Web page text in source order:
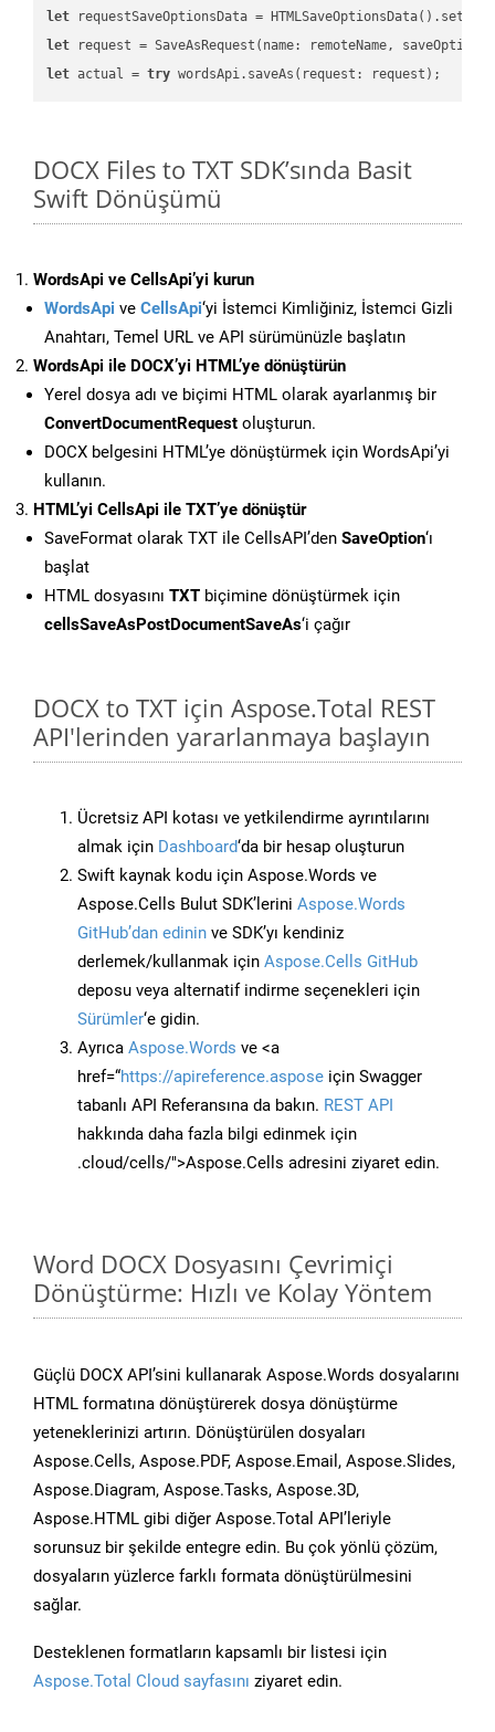
let requestSaveOptionsData =
let request = SaveAsRequest(name: remoteName,
let actual = try
DOCX Files to TXT SDK’sında Basit
Swift Dönüşümü
WordsApi ve CellsApi’yi kurun
WordsApi ve CellsApi‘yi İstemci Kimliğiniz, İstemci Gizli
Anahtarı, Temel URL ve API sürümünüzle başlatın
WordsApi ile DOCX’yi HTML’ye dönüştürün
Yerel dosya adı ve biçimi HTML olarak ayarlanmış bir
ConvertDocumentRequest oluşturun.
DOCX belgesini HTML’ye dönüştürmek için WordsApi’yi
kullanın.
HTML’yi CellsApi ile TXT’ye dönüştür
SaveFormat olarak TXT ile CellsAPI’den SaveOption‘ı
başlat
HTML dosyasını TXT biçimine dönüştürmek için
cellsSaveAsPostDocumentSaveAs‘i çağır
DOCX to TXT için Aspose.Total REST
API'lerinden yararlanmaya başlayın
Ücretsiz API kotası ve yetkilendirme ayrıntılarını
almak için Dashboard‘da bir hesap oluşturun
Swift kaynak kodu için Aspose.Words ve
Aspose.Cells Bulut SDK’lerini Aspose.Words
GitHub’dan edinin ve SDK’yı kendiniz
derlemek/kullanmak için Aspose.Cells GitHub
deposu veya alternatif indirme seçenekleri için
Sürümler‘e gidin.
Ayrıca Aspose.Words ve <a
href=“https://apireference.aspose için Swagger
tabanlı API Referansına da bakın. REST API
hakkında daha fazla bilgi edinmek için
.cloud/cells/">Aspose.Cells adresini ziyaret edin.
Word DOCX Dosyasını Çevrimiçi
Dönüştürme: Hızlı ve Kolay Yöntem
Güçlü DOCX API’sini kullanarak Aspose.Words dosyalarını
HTML formatına dönüştürerek dosya dönüştürme
yeteneklerinizi artırın. Dönüştürülen dosyaları
Aspose.Cells, Aspose.PDF, Aspose.Email, Aspose.Slides,
Aspose.Diagram, Aspose.Tasks, Aspose.3D,
Aspose.HTML gibi diğer Aspose.Total API’leriyle
sorunsuz bir şekilde entegre edin. Bu çok yönlü çözüm,
dosyaların yüzlerce farklı formata dönüştürülmesini
sağlar.
Desteklenen formatların kapsamlı bir listesi için
Aspose.Total Cloud sayfasını ziyaret edin.